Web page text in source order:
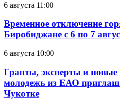
6 августа 11:00
Временное отключение
Биробиджане с 6 по 7
6 августа 10:00
Гранты, эксперты и
молодежь из ЕАО
Чукотке